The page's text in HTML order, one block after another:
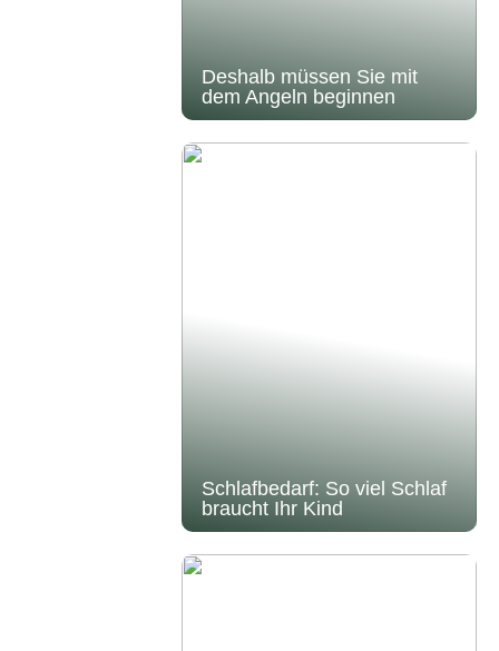
Deshalb müssen Sie mit
dem Angeln beginnen
Schlafbedarf: So viel Schlaf
braucht Ihr Kind